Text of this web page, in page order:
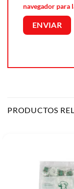
navegador para
PRODUCTOS